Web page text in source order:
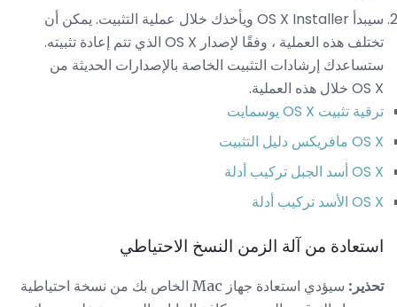
سيبدأ OS X Installer ويأخذك خلال عملية التثبيت. يمكن أن
تختلف هذه العملية ، وفقًا لإصدار OS X الذي تتم إعادة تثبيته.
ستساعدك إرشادات التثبيت الخاصة بالإصدارات الحديثة من
OS X خلال هذه العملية.
ترقية تثبيت OS X يوسمايت
OS X مافريكس دليل التثبيت
OS X أسد الجبل تركيب أدلة
OS X الأسد تركيب أدلة
استعادة من آلة الزمن النسخ الاحتياطي
تحذير:
سيؤدي استعادة جهاز Mac الخاص بك من نسخة احتياطية